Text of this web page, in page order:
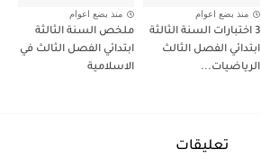
منذ بضع اعوام
3 اختبارات السنة الثالثة
ابتدائي الفصل الثالث
الرياضيات...
منذ بضع اعوام
ملخص السنة الثالثة
ابتدائي الفصل الثالث في
الاسلامية
تعليقات